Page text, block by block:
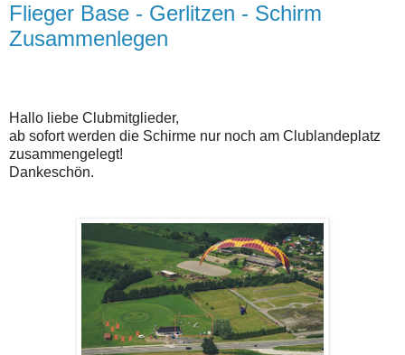
Flieger Base - Gerlitzen - Schirm
Zusammenlegen
Hallo liebe Clubmitglieder,
ab sofort werden die Schirme nur noch am Clublandeplatz
zusammengelegt!
Dankeschön.